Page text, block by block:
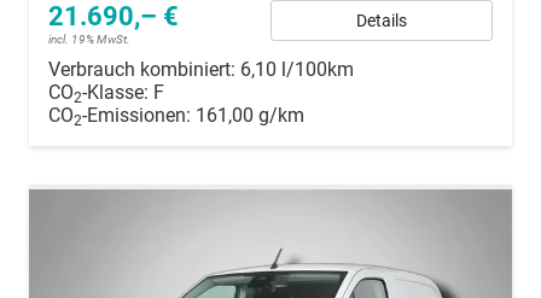
21.690,– €
incl. 19% MwSt.
Details
Verbrauch kombiniert: 6,10 l/100km
CO2-Klasse: F
CO2-Emissionen: 161,00 g/km